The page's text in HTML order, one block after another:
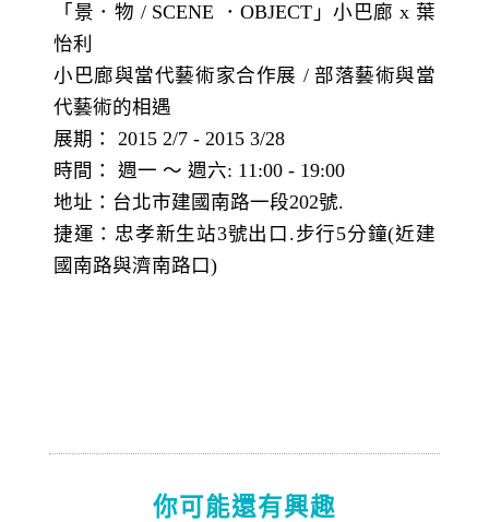
「景．物 / SCENE ．OBJECT」小巴廊 x 葉
怡利
小巴廊與當代藝術家合作展 / 部落藝術與當
代藝術的相遇
展期： 2015 2/7 - 2015 3/28
時間： 週一 ～ 週六: 11:00 - 19:00
地址：台北市建國南路一段202號.
捷運：忠孝新生站3號出口.步行5分鐘(近建
國南路與濟南路口)
你可能還有興趣